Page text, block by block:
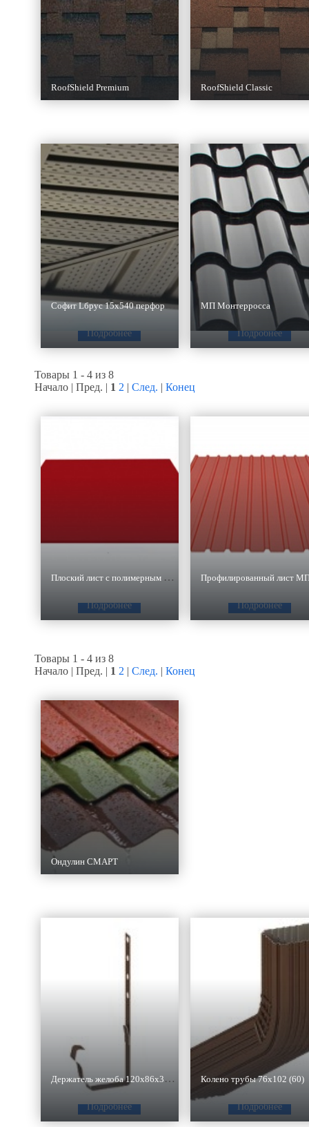
RoofShield Premium RoofShield Classic
Софит Lбрус 15х540 перфорированный
Подробнее
МП Монтерросса
Подробнее
Товары 1 - 4 из 8
Начало | Пред. | 1 2 | След. | Конец
Плоский лист с полимерным покрытием
Подробнее Подробнее
Товары 1 - 4 из 8
Начало | Пред. | 1 2 | След. | Конец
Ондулин СМАРТ
Держатель желоба 120х86х330 4 мм
Подробнее
Колено трубы 76х102 (60)
Подробнее